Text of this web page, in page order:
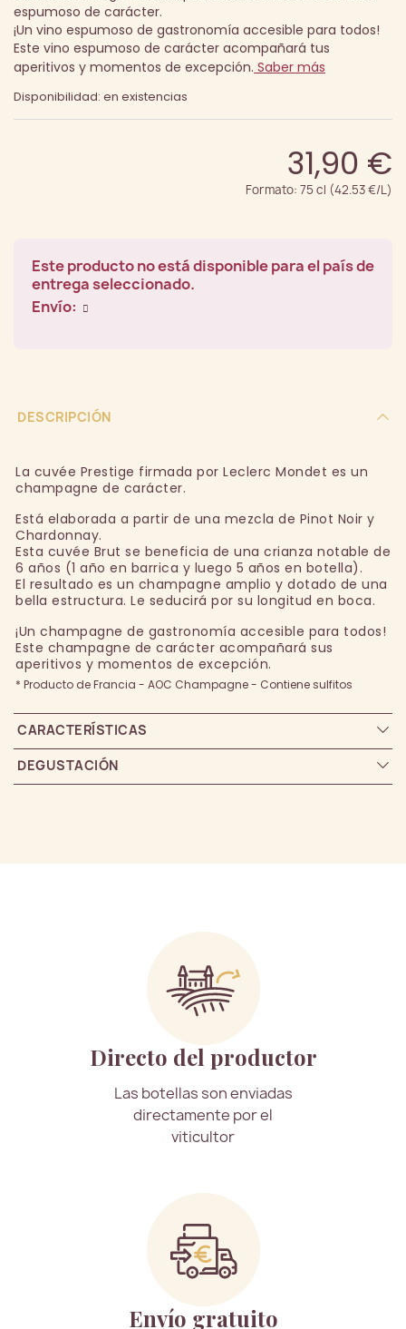
espumoso de carácter.
¡Un vino espumoso de gastronomía accesible para todos!
Este vino espumoso de carácter acompañará tus
aperitivos y momentos de excepción. Saber más
Disponibilidad: en existencias
31,90 €
Formato: 75 cl (42.53 €/L)
Este producto no está disponible para el país de
entrega seleccionado.
Envío:
DESCRIPCIÓN
La cuvée Prestige firmada por Leclerc Mondet es un
champagne de carácter.
Está elaborada a partir de una mezcla de Pinot Noir y
Chardonnay.
Esta cuvée Brut se beneficia de una crianza notable de
6 años (1 año en barrica y luego 5 años en botella).
El resultado es un champagne amplio y dotado de una
bella estructura. Le seducirá por su longitud en boca.
¡Un champagne de gastronomía accesible para todos!
Este champagne de carácter acompañará sus
aperitivos y momentos de excepción.
* Producto de Francia - AOC Champagne - Contiene sulfitos
CARACTERÍSTICAS
DEGUSTACIÓN
Directo del productor
Las botellas son enviadas
directamente por el
viticultor
Envío gratuito